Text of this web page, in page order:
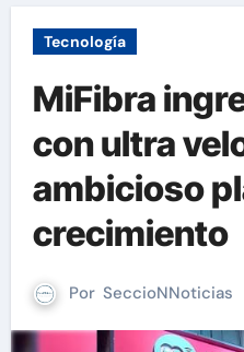
Tecnología
MiFibra
con ultra
ambicioso
crecimiento
Por SeccioNNoticias